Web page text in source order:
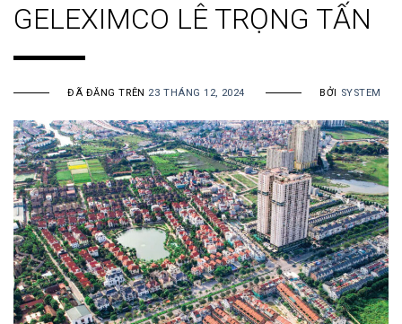
GELEXIMCO LÊ TRỌNG TẤN
ĐÃ ĐĂNG TRÊN 23 THÁNG 12, 2024 BỞI SYSTEM